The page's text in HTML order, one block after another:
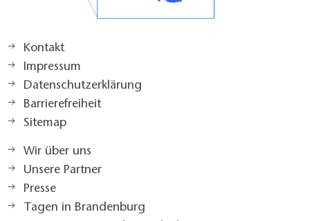
Kontakt
Impressum
Datenschutzerklärung
Barrierefreiheit
Sitemap
Wir über uns
Unsere Partner
Presse
Tagen in Brandenburg